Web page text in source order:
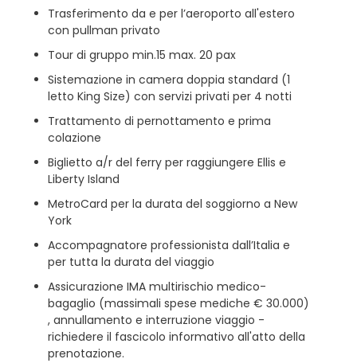
Trasferimento da e per l’aeroporto all'estero
con pullman privato
Tour di gruppo min.15 max. 20 pax
Sistemazione in camera doppia standard (1
letto King Size) con servizi privati per 4 notti
Trattamento di pernottamento e prima
colazione
Biglietto a/r del ferry per raggiungere Ellis e
Liberty Island
MetroCard per la durata del soggiorno a New
York
Accompagnatore professionista dall’Italia e
per tutta la durata del viaggio
Assicurazione IMA multirischio medico-
bagaglio (massimali spese mediche € 30.000)
, annullamento e interruzione viaggio -
richiedere il fascicolo informativo all'atto della
prenotazione.